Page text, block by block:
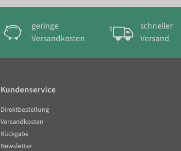
geringe
Versandkosten
schneller
Versand
Kundenservice
Direktbestellung
Versandkosten
Rückgabe
Newsletter